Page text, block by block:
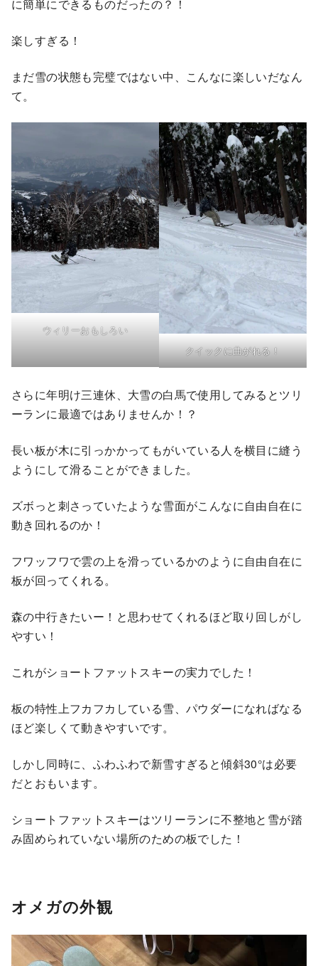
に簡単にできるものだったの？！
楽しすぎる！
まだ雪の状態も完璧ではない中、こんなに楽しいだなん
て。
ウィリーおもしろい
クイックに曲がれる！
さらに年明け三連休、大雪の白馬で使用してみるとツリ
ーランに最適ではありませんか！？
長い板が木に引っかかってもがいている人を横目に縫う
ようにして滑ることができました。
ズボっと刺さっていたような雪面がこんなに自由自在に
動き回れるのか！
フワッフワで雲の上を滑っているかのように自由自在に
板が回ってくれる。
森の中行きたいー！と思わせてくれるほど取り回しがし
やすい！
これがショートファットスキーの実力でした！
板の特性上フカフカしている雪、パウダーになればなる
ほど楽しくて動きやすいです。
しかし同時に、ふわふわで新雪すぎると傾斜30°は必要
だとおもいます。
ショートファットスキーはツリーランに不整地と雪が踏
み固められていない場所のための板でした！
オメガの外観